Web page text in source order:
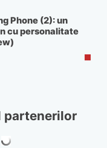
Phone (2): un
cu personalitate
partenerilor